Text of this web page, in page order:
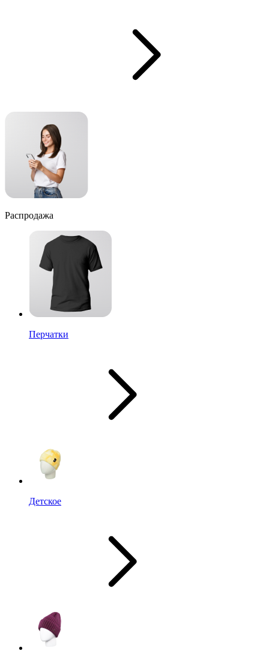
Распродажа
Перчатки
Детское